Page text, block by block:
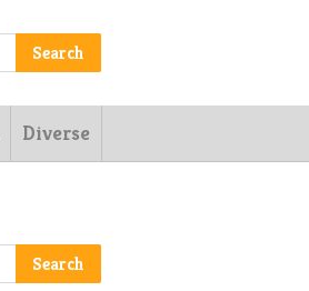
Search
Diverse
Search